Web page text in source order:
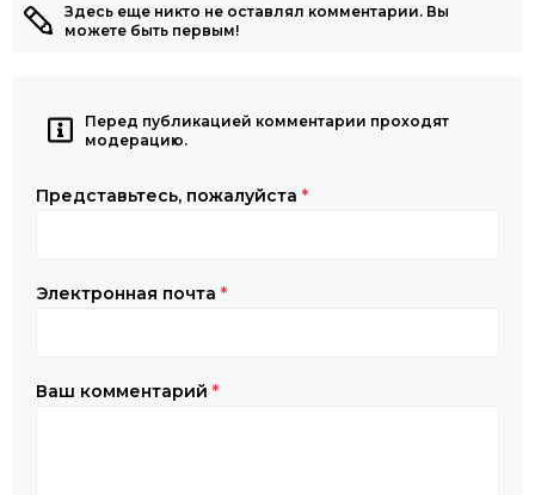
Здесь еще никто не оставлял комментарии. Вы
можете быть первым!
Перед публикацией комментарии проходят
модерацию.
Представьтесь, пожалуйста *
Электронная почта *
Ваш комментарий *